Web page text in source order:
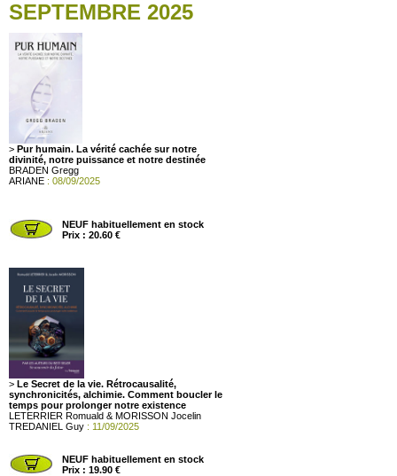
SEPTEMBRE 2025
> Pur humain. La vérité cachée sur notre
divinité, notre puissance et notre destinée
BRADEN Gregg
ARIANE : 08/09/2025
NEUF habituellement en stock
Prix : 20.60 €
> Le Secret de la vie. Rétrocausalité,
synchronicités, alchimie. Comment boucler le
temps pour prolonger notre existence
LETERRIER Romuald & MORISSON Jocelin
TREDANIEL Guy : 11/09/2025
NEUF habituellement en stock
Prix : 19.90 €